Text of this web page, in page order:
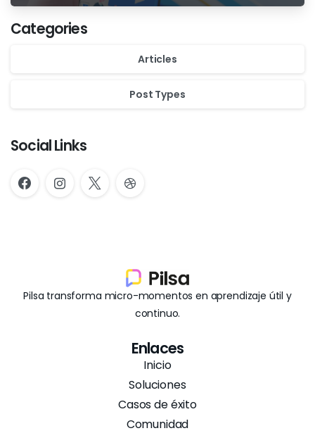
Categories
Articles
Post Types
Social Links
Pilsa transforma micro-momentos en aprendizaje útil y
continuo.
Enlaces
Inicio
Soluciones
Casos de éxito
Comunidad